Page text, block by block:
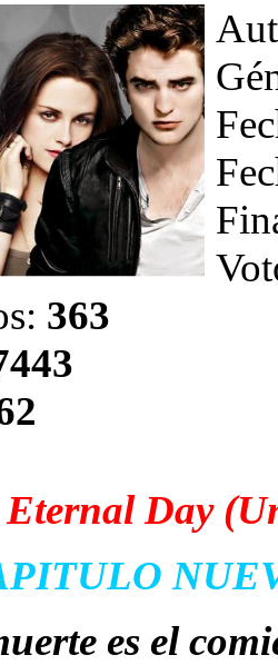
363
Eternal Day
es el